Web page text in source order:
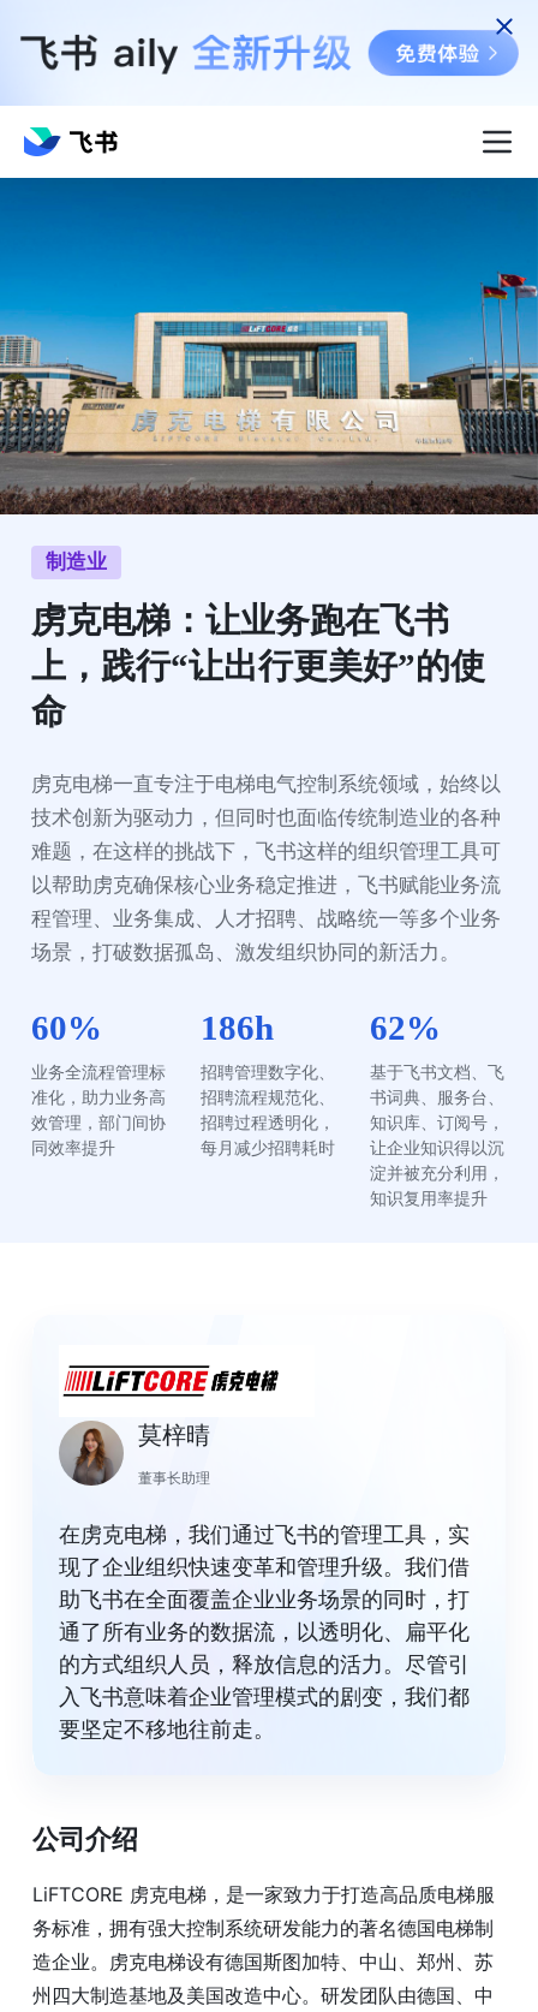
制造业
虏克电梯：让业务跑在飞书
上，践行“让出行更美好”的使
命
虏克电梯一直专注于电梯电气控制系统领域，始终以
技术创新为驱动力，但同时也面临传统制造业的各种
难题，在这样的挑战下，飞书这样的组织管理工具可
以帮助虏克确保核心业务稳定推进，飞书赋能业务流
程管理、业务集成、人才招聘、战略统一等多个业务
场景，打破数据孤岛、激发组织协同的新活力。
60%
业务全流程管理标
准化，助力业务高
效管理，部门间协
同效率提升
186h
招聘管理数字化、
招聘流程规范化、
招聘过程透明化，
每月减少招聘耗时
62%
基于飞书文档、飞
书词典、服务台、
知识库、订阅号，
让企业知识得以沉
淀并被充分利用，
知识复用率提升
莫梓晴
董事长助理
在虏克电梯，我们通过飞书的管理工具，实
现了企业组织快速变革和管理升级。我们借
助飞书在全面覆盖企业业务场景的同时，打
通了所有业务的数据流，以透明化、扁平化
的方式组织人员，释放信息的活力。尽管引
入飞书意味着企业管理模式的剧变，我们都
要坚定不移地往前走。
公司介绍
LiFTCORE 虏克电梯，是一家致力于打造高品质电梯服
务标准，拥有强大控制系统研发能力的著名德国电梯制
造企业。虏克电梯设有德国斯图加特、中山、郑州、苏
州四大制造基地及美国改造中心。研发团队由德国、中